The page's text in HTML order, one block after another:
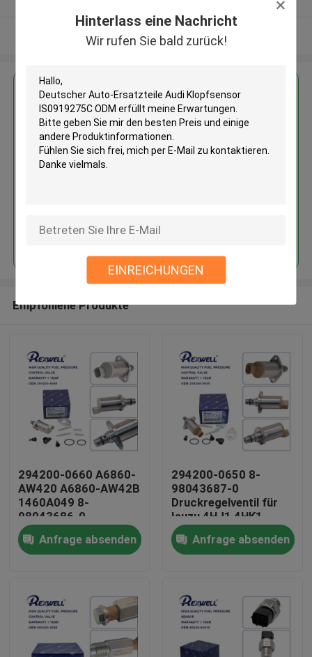
Hinterlass eine Nachricht
Wir rufen Sie bald zurück!
EINREICHUNGEN
Produkte
Videos
Sehen Sie mehr an
Erhalten Sie den besten Preis für
Deutscher Auto-Ersatzteile Audi
Klopfsensor IS0919275C ODM
Fortsetzen
Empfohlene Produkte
294200-0660 A6860-
AW420 A6860-AW42B
1460A049 8-
98043686-0
Saugsteuerungsventil
für Nissan Almera
Navara NP300 X-Trail
Anfrage absenden
294200-0650 8-
98043687-0
Druckregelventil für
Isuzu 4HJ1 4HK1
6HK1
Anfrage absenden